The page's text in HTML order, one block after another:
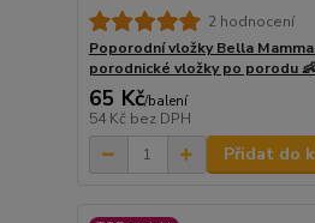
2 hodnocení
Poporodní vložky Bella Mamma
porodnické vložky po porodu 👶
65 Kč/balení
54 Kč bez DPH
Přidat do